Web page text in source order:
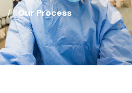
/ Our Process